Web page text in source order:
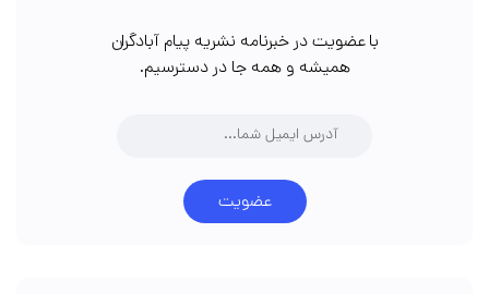
با عضویت در خبرنامه نشریه پیام آبادگران
همیشه و همه جا در دسترسیم.
عضویت